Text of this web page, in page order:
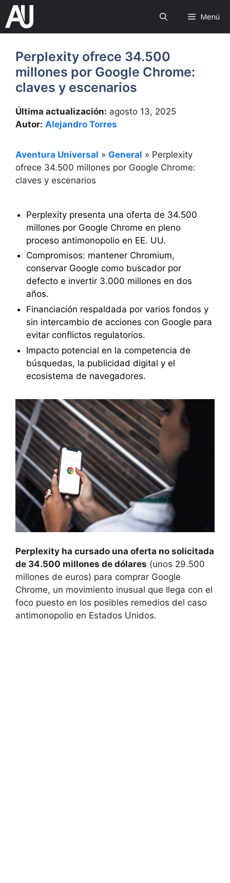
Saltar
contenido
Menú
Perplexity ofrece 34.500
millones por Google Chrome:
claves y escenarios
Última actualización: agosto 13, 2025
Autor: Alejandro Torres
Aventura Universal » General » Perplexity
ofrece 34.500 millones por Google Chrome:
claves y escenarios
Perplexity presenta una oferta de 34.500
millones por Google Chrome en pleno
proceso antimonopolio en EE. UU.
Compromisos: mantener Chromium,
conservar Google como buscador por
defecto e invertir 3.000 millones en dos
años.
Financiación respaldada por varios fondos y
sin intercambio de acciones con Google para
evitar conflictos regulatorios.
Impacto potencial en la competencia de
búsquedas, la publicidad digital y el
ecosistema de navegadores.
Perplexity ha cursado una oferta no solicitada
de 34.500 millones de dólares (unos 29.500
millones de euros) para comprar Google
Chrome, un movimiento inusual que llega con el
foco puesto en los posibles remedios del caso
antimonopolio en Estados Unidos.